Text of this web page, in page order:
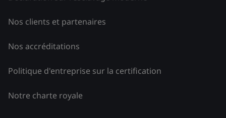
Nos clients et partenaires
Nos accréditations
Politique d'entreprise sur la certification
Notre charte royale